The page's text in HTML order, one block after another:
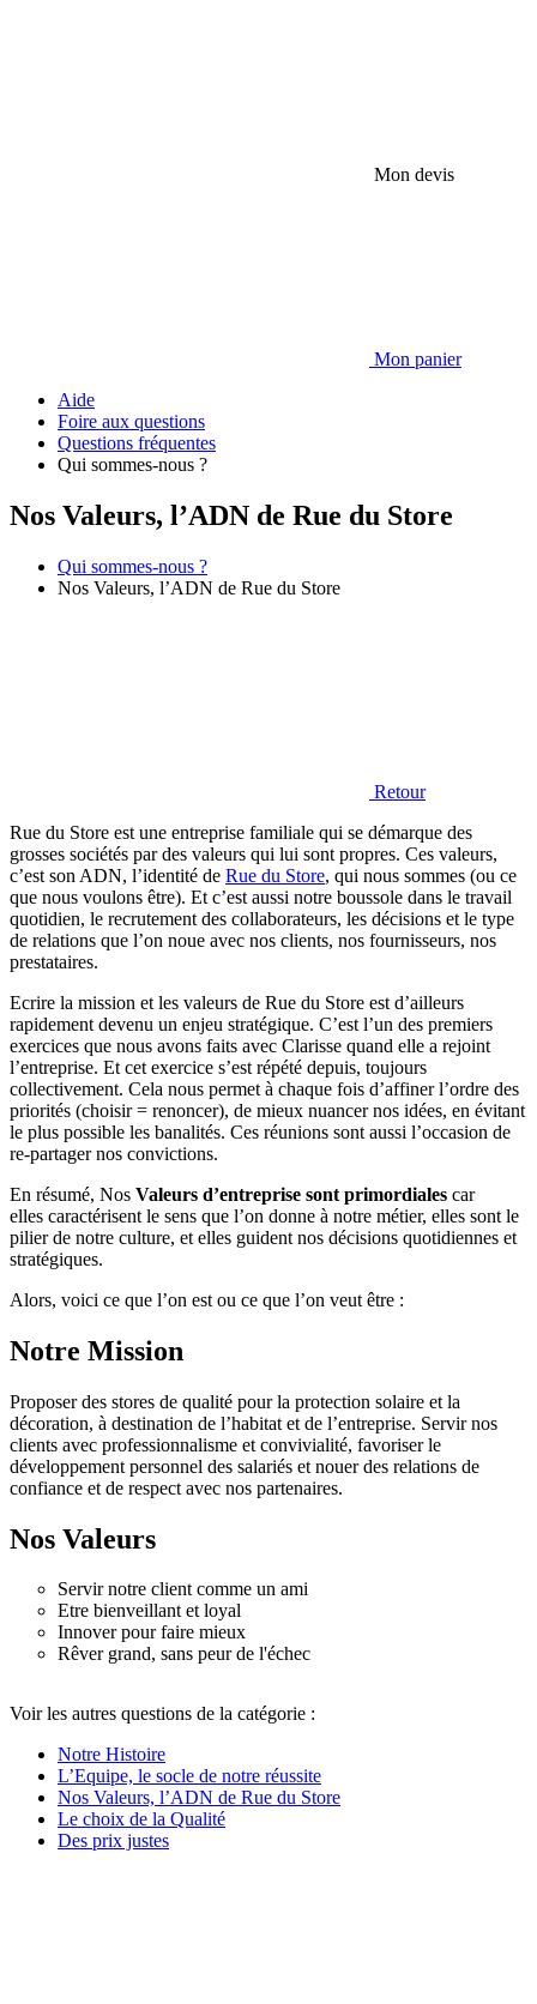
Mon devis
Mon panier
Aide
Foire aux questions
Questions fréquentes
Qui sommes-nous ?
Nos Valeurs, l’ADN de Rue du Store
Qui sommes-nous ?
Nos Valeurs, l’ADN de Rue du Store
Retour
Rue du Store est une entreprise familiale qui se démarque des
grosses sociétés par des valeurs qui lui sont propres. Ces valeurs,
c’est son ADN, l’identité de Rue du Store, qui nous sommes (ou ce
que nous voulons être). Et c’est aussi notre boussole dans le travail
quotidien, le recrutement des collaborateurs, les décisions et le type
de relations que l’on noue avec nos clients, nos fournisseurs, nos
prestataires.
Ecrire la mission et les valeurs de Rue du Store est d’ailleurs
rapidement devenu un enjeu stratégique. C’est l’un des premiers
exercices que nous avons faits avec Clarisse quand elle a rejoint
l’entreprise. Et cet exercice s’est répété depuis, toujours
collectivement. Cela nous permet à chaque fois d’affiner l’ordre des
priorités (choisir = renoncer), de mieux nuancer nos idées, en évitant
le plus possible les banalités. Ces réunions sont aussi l’occasion de
re-partager nos convictions.
En résumé, Nos Valeurs d’entreprise sont primordiales car
elles caractérisent le sens que l’on donne à notre métier, elles sont le
pilier de notre culture, et elles guident nos décisions quotidiennes et
stratégiques.
Alors, voici ce que l’on est ou ce que l’on veut être :
Notre Mission
Proposer des stores de qualité pour la protection solaire et la
décoration, à destination de l’habitat et de l’entreprise. Servir nos
clients avec professionnalisme et convivialité, favoriser le
développement personnel des salariés et nouer des relations de
confiance et de respect avec nos partenaires.
Nos Valeurs
Servir notre client comme un ami
Etre bienveillant et loyal
Innover pour faire mieux
Rêver grand, sans peur de l'échec
Voir les autres questions de la catégorie :
Notre Histoire
L’Equipe, le socle de notre réussite
Nos Valeurs, l’ADN de Rue du Store
Le choix de la Qualité
Des prix justes